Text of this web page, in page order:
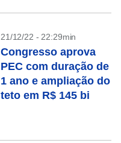
21/12/22 - 22:29min
Congresso aprova
PEC com duração de
1 ano e ampliação do
teto em R$ 145 bi